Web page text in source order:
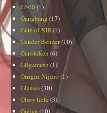
G500 (1)
Gangbang (17)
Gate of XIII(1)
Gender Bender(10)
Genshiken (6)
Gilgamesh (1)
Girigiri Nijiiro (1)
Glasses(30)
Glory hole (3)
Goban (10)